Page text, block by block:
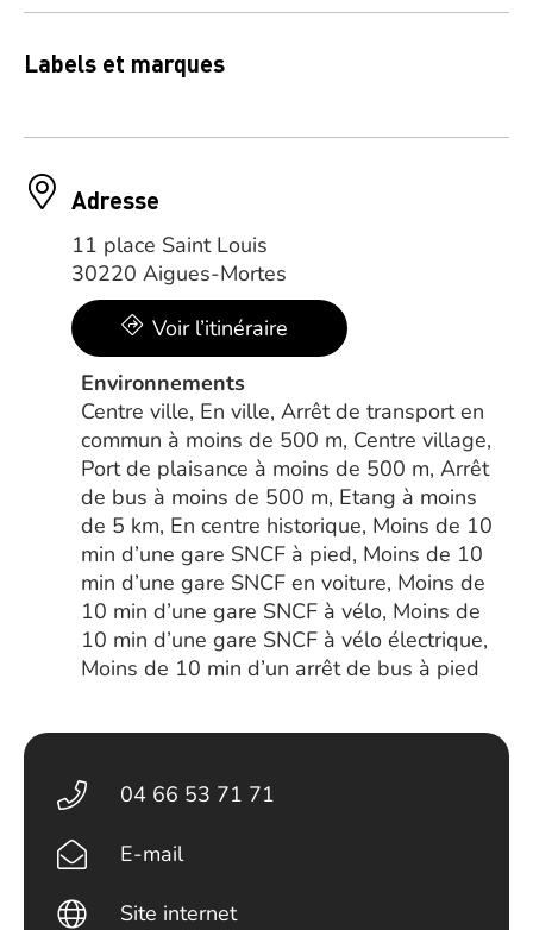
Labels et marques
Adresse
11 place Saint Louis
30220 Aigues-Mortes
Voir l’itinéraire
Environnements
Centre ville, En ville, Arrêt de transport en
commun à moins de 500 m, Centre village,
Port de plaisance à moins de 500 m, Arrêt
de bus à moins de 500 m, Etang à moins
de 5 km, En centre historique, Moins de 10
min d’une gare SNCF à pied, Moins de 10
min d’une gare SNCF en voiture, Moins de
10 min d’une gare SNCF à vélo, Moins de
10 min d’une gare SNCF à vélo électrique,
Moins de 10 min d’un arrêt de bus à pied
04 66 53 71 71
E-mail
Site internet